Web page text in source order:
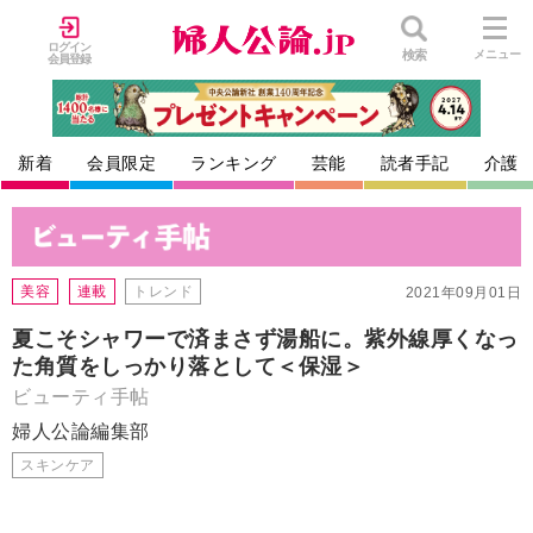
ログイン
会員登録
検索 メニュー
新着 会員限定 ランキング 芸能 読者手記 介護
2021年09月01日
美容 連載 トレンド
夏こそシャワーで済まさず湯船に。紫外線厚くなっ
た角質をしっかり落として＜保湿＞
ビューティ手帖
婦人公論編集部
スキンケア